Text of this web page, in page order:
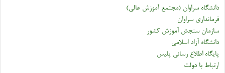
دانشگاه سراوان (مجتمع آموزش عالی)
فرمانداری سراوان
سازمان سنجش آموزش کشور
دانشگاه آزاد اسلامی
پایگاه اطلاع رسانی پلیس
ارتباط با دولت